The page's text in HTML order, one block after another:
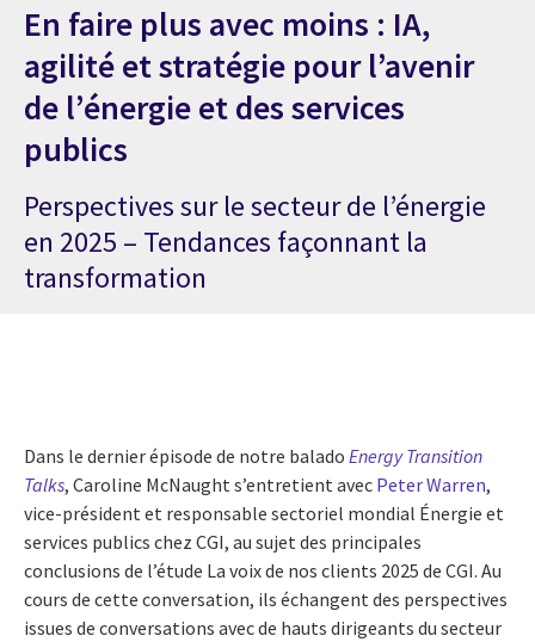
En faire plus avec moins : IA,
agilité et stratégie pour l’avenir
de l’énergie et des services
publics
Perspectives sur le secteur de l’énergie
en 2025 – Tendances façonnant la
transformation
Dans le dernier épisode de notre balado Energy Transition
Talks, Caroline McNaught s’entretient avec Peter Warren,
vice-président et responsable sectoriel mondial Énergie et
services publics chez CGI, au sujet des principales
conclusions de l’étude La voix de nos clients 2025 de CGI. Au
cours de cette conversation, ils échangent des perspectives
issues de conversations avec de hauts dirigeants du secteur